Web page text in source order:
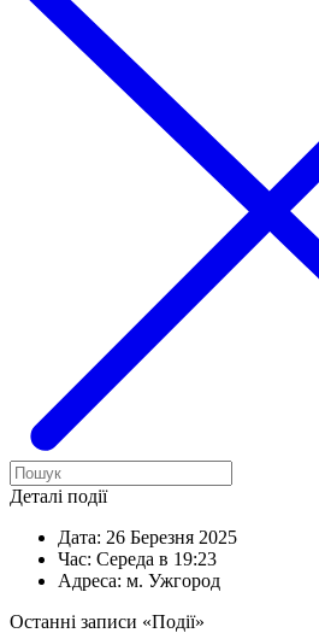
Деталі події
Дата: 26 Березня 2025
Час: Середа в 19:23
Адреса: м. Ужгород
Останні записи «Події»